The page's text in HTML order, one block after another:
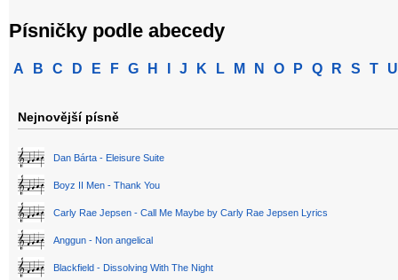
Písničky podle abecedy
A B C D E F G H J K L M N O P Q R S T U
Nejnovější písně
Dan Bárta - Eleisure Suite
Boyz II Men - Thank You
Carly Rae Jepsen - Call Me Maybe by Carly Rae Jepsen Lyrics
Anggun - Non angelical
Blackfield - Dissolving With The Night